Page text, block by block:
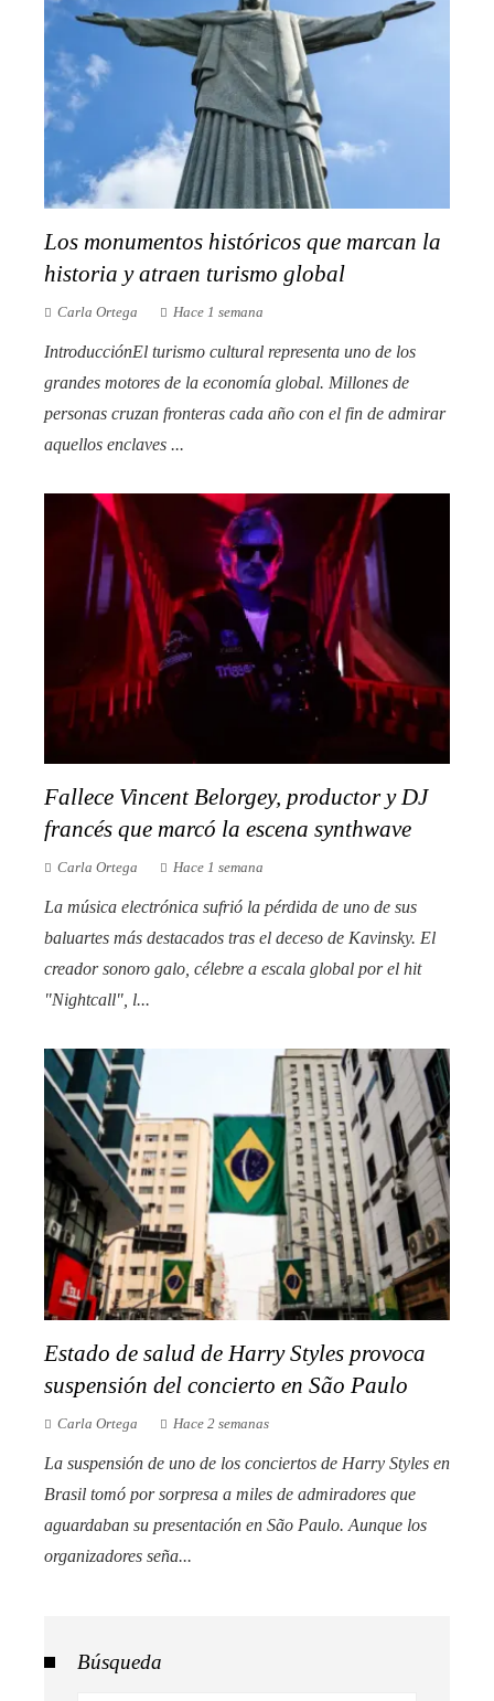
Los monumentos históricos que marcan la
historia y atraen turismo global
Carla Ortega Hace 1 semana
IntroducciónEl turismo cultural representa uno de los
grandes motores de la economía global. Millones de
personas cruzan fronteras cada año con el fin de admirar
aquellos enclaves ...
Fallece Vincent Belorgey, productor y DJ
francés que marcó la escena synthwave
Carla Ortega Hace 1 semana
La música electrónica sufrió la pérdida de uno de sus
baluartes más destacados tras el deceso de Kavinsky. El
creador sonoro galo, célebre a escala global por el hit
"Nightcall", l...
Estado de salud de Harry Styles provoca
suspensión del concierto en São Paulo
Carla Ortega Hace 2 semanas
La suspensión de uno de los conciertos de Harry Styles en
Brasil tomó por sorpresa a miles de admiradores que
aguardaban su presentación en São Paulo. Aunque los
organizadores seña...
Búsqueda